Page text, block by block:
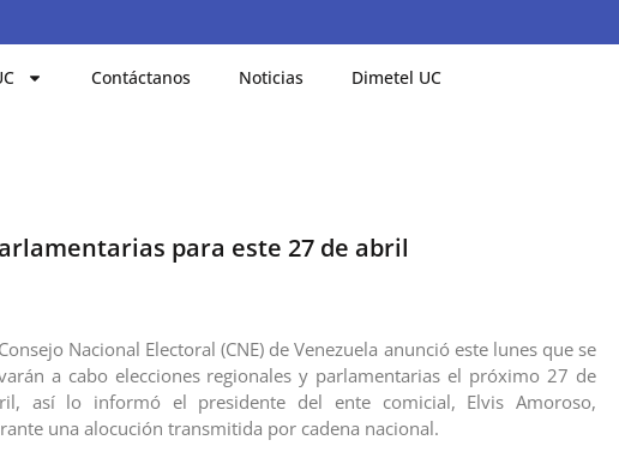
Contáctanos Noticias Dimetel UC
para este 27 de abril
Nacional Electoral (CNE) de Venezuela anunció este lunes que se
a cabo elecciones regionales y parlamentarias el próximo 27 de
así lo informó el presidente del ente comicial, Elvis Amoroso,
una alocución transmitida por cadena nacional.